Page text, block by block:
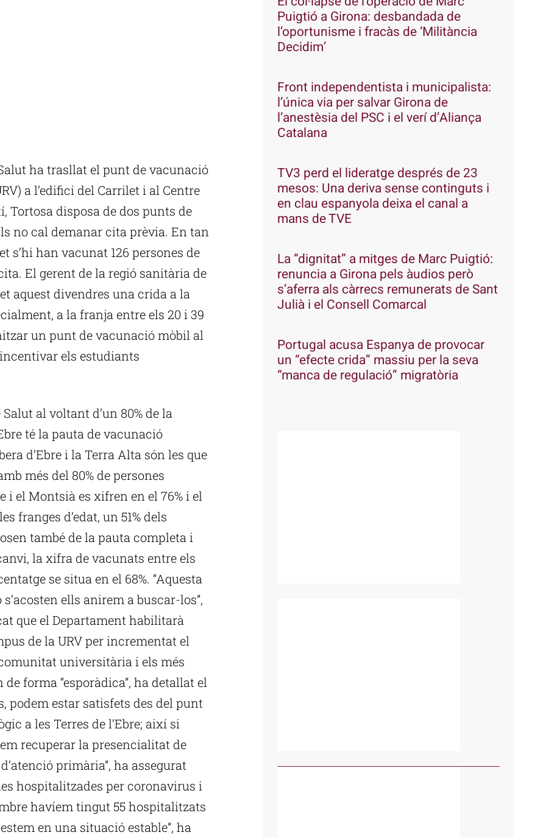
ha trasllat el punt de vacunació
a l’edifici del Carrilet i al Centre
Tortosa disposa de dos punts de
no cal demanar cita prèvia. En tan
s’hi han vacunat 126 persones de
El gerent de la regió sanitària de
aquest divendres una crida a la
a la franja entre els 20 i 39
un punt de vacunació mòbil al
els estudiants
al voltant d’un 80% de la
té la pauta de vacunació
d’Ebre i la Terra Alta són les que
més del 80% de persones
i el Montsià es xifren en el 76% i el
franges d’edat, un 51% dels
també de la pauta completa i
la xifra de vacunats entre els
se situa en el 68%. “Aquesta
ells anirem a buscar-los”,
que el Departament habilitarà
de la URV per incrementat el
universitària i els més
forma “esporàdica”, ha detallat el
podem estar satisfets des del punt
a les Terres de l’Ebre; així si
recuperar la presencialitat de
primària”, ha assegurat
hospitalitzades per coronavirus i
havíem tingut 55 hospitalitzats
en una situació estable”, ha
Puigtió a Girona: desbandada de
l’oportunisme i fracàs de ‘Militància
Decidim’
Front independentista i municipalista:
l’única via per salvar Girona de
l’anestèsia del PSC i el verí d’Aliança
Catalana
TV3 perd el lideratge després de 23
mesos: Una deriva sense continguts i
en clau espanyola deixa el canal a
mans de TVE
La “dignitat” a mitges de Marc Puigtió:
renuncia a Girona pels àudios però
s’aferra als càrrecs remunerats de Sant
Julià i el Consell Comarcal
Portugal acusa Espanya de provocar
un “efecte crida” massiu per la seva
“manca de regulació” migratòria